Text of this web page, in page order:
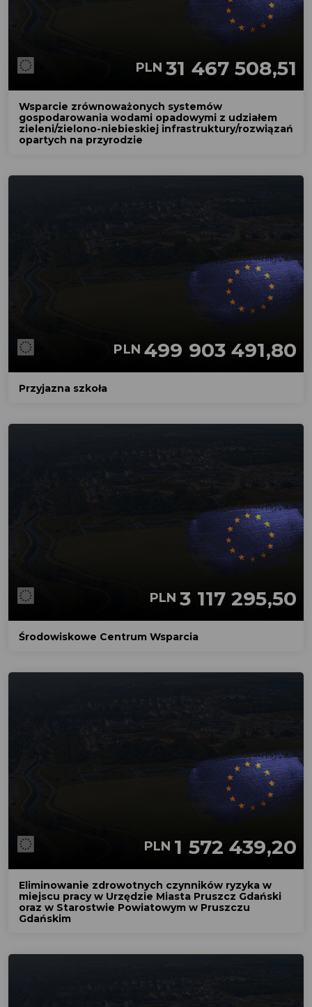
PLN 31 467 508,51
Wsparcie zrównoważonych systemów
gospodarowania wodami opadowymi z udziałem
zieleni/zielono-niebieskiej infrastruktury/rozwiązań
opartych na przyrodzie
PLN499 903 491,80
Przyjazna szkoła
PLN 3 117 295,50
Środowiskowe Centrum Wsparcia
PLN 1 572 439,20
Eliminowanie zdrowotnych czynników ryzyka w
miejscu pracy w Urzędzie Miasta Pruszcz Gdański
oraz w Starostwie Powiatowym w Pruszczu
Gdańskim